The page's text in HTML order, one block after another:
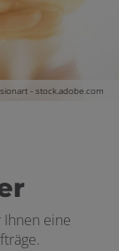
- stock.adobe.com
eine